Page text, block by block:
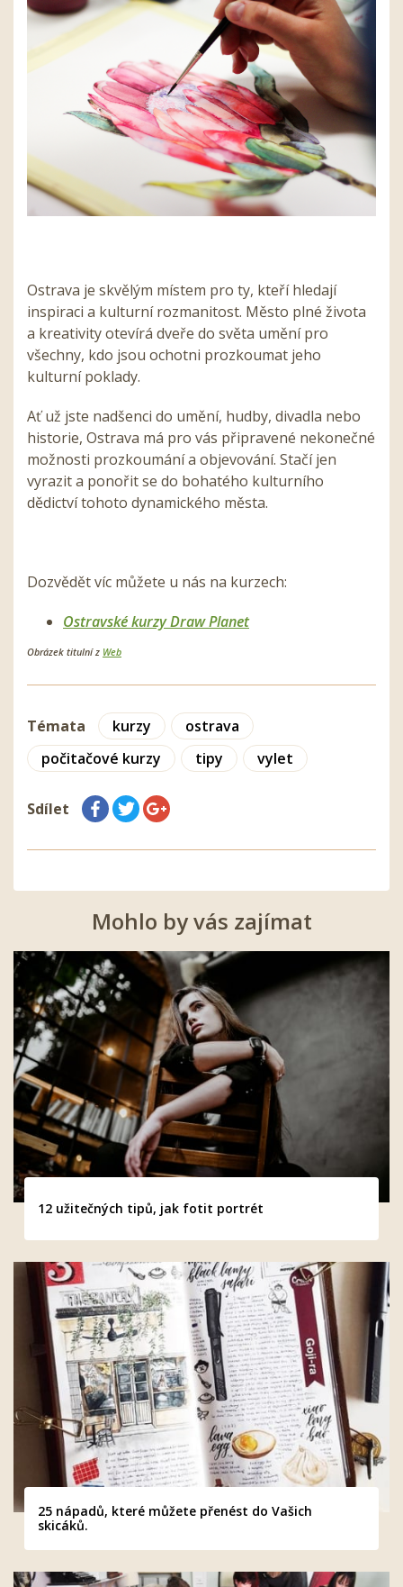
Ostrava je skvělým místem pro ty, kteří hledají
inspiraci a kulturní rozmanitost. Město plné života
a kreativity otevírá dveře do světa umění pro
všechny, kdo jsou ochotni prozkoumat jeho
kulturní poklady.
Ať už jste nadšenci do umění, hudby, divadla nebo
historie, Ostrava má pro vás připravené nekonečné
možnosti prozkoumání a objevování. Stačí jen
vyrazit a ponořit se do bohatého kulturního
dědictví tohoto dynamického města.
Dozvědět víc můžete u nás na kurzech:
Ostravské kurzy Draw Planet
Obrázek titulní z Web
Témata kurzy
ostrava
počitačové kurzy
tipy vylet
Sdílet
Mohlo by vás zajímat
12 užitečných tipů, jak fotit portrét
25 nápadů, které můžete přenést do Vašich
skicáků.